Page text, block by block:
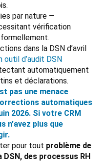
par nature —
vérification
dans la DSN d’avril
outil d’audit DSN
automatiquement
et déclarations.
pas une menace
automatiques
2026. Si votre CRM
n’avez plus que
pour tout problème de
des processus RH